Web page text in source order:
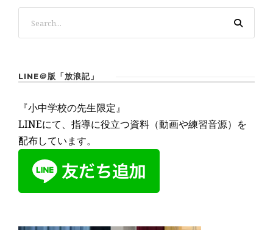
LINE＠版「放浪記」
『小中学校の先生限定』
LINEにて、指導に役立つ資料（動画や練習音源）を
配布しています。